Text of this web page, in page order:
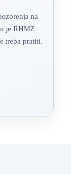
na
je RHMZ
treba pratiti.